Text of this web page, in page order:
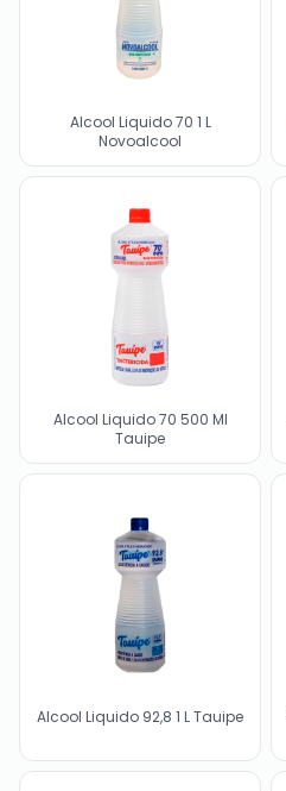
Alcool Liquido 70 1 L
Novoalcool
Alcool Liquido 70 500 Ml
Tauipe
Alcool Liquido 92,8 1 L Tauipe